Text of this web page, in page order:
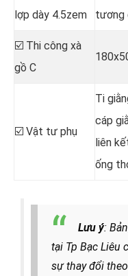
lợp dày 4.5zem
tương
☑️ Thi công xà
gồ C
☑️ Vật tư phụ
Ti
cáp
liên
ống
Lưu ý:
tại Tp Bạc Liêu
sự thay đổi